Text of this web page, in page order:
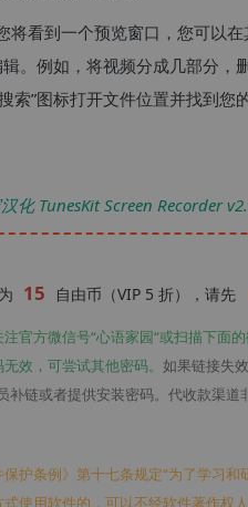
将看到一个预览窗口，您可以
辑。例如，将视频分成几部分
索”图标打开文件位置并找到您的
化 TunesKit Screen Recorder
15 自由币（VIP 5 折），请先
官方微信号“心语家园“或扫描下面
效，可尝试其他密码。 如果链接失
补链或者提供安装密码。代收款渠道
护条例》第十七条规定“为了学习
使用软件的，可以不经软件著作权